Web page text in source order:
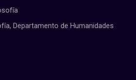
Departamento de Humanidades